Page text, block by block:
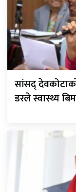
सांसद्
डरले स्वास्थ्य